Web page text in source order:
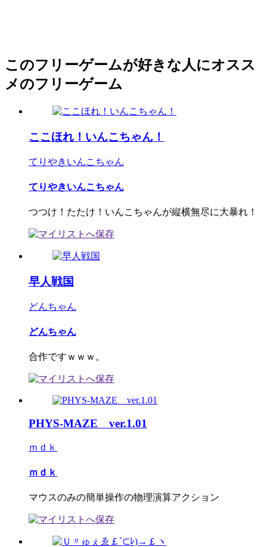
このフリーゲームが好きな人にオスス
メのフリーゲーム
ここほれ！いんこちゃん！
てりやきいんこちゃん
てりやきいんこちゃん
つつけ！たたけ！いんこちゃんが縦横無尽に大暴れ！
早人戦国
どんちゃん
どんちゃん
合作ですｗｗｗ。
PHYS-MAZE ver.1.01
ｍｄｋ
ｍｄｋ
マウスのみの簡単操作の物理演算アクション